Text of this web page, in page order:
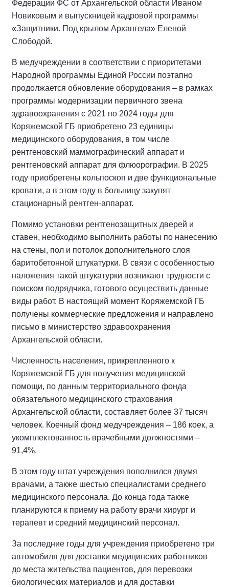
Федерации ФС от Архангельской области Иваном
Новиковым и выпускницей кадровой программы
«Защитники. Под крылом Архангела» Еленой
Слободой.
В медучреждении в соответствии с приоритетами
Народной программы Единой России поэтапно
продолжается обновление оборудования – в рамках
программы модернизации первичного звена
здравоохранения с 2021 по 2024 годы для
Коряжемской ГБ приобретено 23 единицы
медицинского оборудования, в том числе
рентгеновский маммографический аппарат и
рентгеновский аппарат для флюорографии. В 2025
году приобретены кольпоскоп и две функциональные
кровати, а в этом году в больницу закупят
стационарный рентген-аппарат.
Помимо установки рентгенозащитных дверей и
ставен, необходимо выполнить работы по нанесению
на стены, пол и потолок дополнительного слоя
баритобетонной штукатурки. В связи с особенностью
наложения такой штукатурки возникают трудности с
поиском подрядчика, готового осуществить данные
виды работ. В настоящий момент Коряжемской ГБ
получены коммерческие предложения и направлено
письмо в министерство здравоохранения
Архангельской области.
Численность населения, прикрепленного к
Коряжемской ГБ для получения медицинской
помощи, по данным территориального фонда
обязательного медицинского страхования
Архангельской области, составляет более 37 тысяч
человек. Коечный фонд медучреждения – 186 коек, а
укомплектованность врачебными должностями –
91,4%.
В этом году штат учреждения пополнился двумя
врачами, а также шестью специалистами среднего
медицинского персонала. До конца года также
планируются к приему на работу врачи хирург и
терапевт и средний медицинский персонал.
За последние годы для учреждения приобретено три
автомобиля для доставки медицинских работников
до места жительства пациентов, для перевозки
биологических материалов и для доставки